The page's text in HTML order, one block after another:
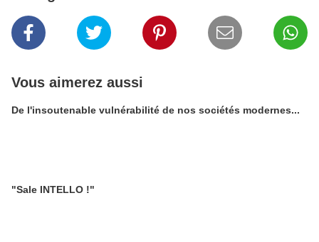
Vous aimerez aussi
De l'insoutenable vulnérabilité de nos sociétés modernes...
"Sale INTELLO !"